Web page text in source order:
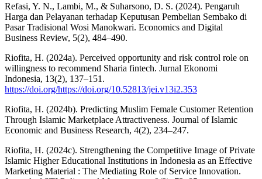
Refasi, Y. N., Lambi, M., & Suharsono, D. S. (2024). Pengaruh
Harga dan Pelayanan terhadap Keputusan Pembelian Sembako di
Pasar Tradisional Wosi Manokwari. Economics and Digital
Business Review, 5(2), 484–490.
Riofita, H. (2024a). Perceived opportunity and risk control role on
willingness to recommend Sharia fintech. Jurnal Ekonomi
Indonesia, 13(2), 137–151.
https://doi.org/https://doi.org/10.52813/jei.v13i2.353
Riofita, H. (2024b). Predicting Muslim Female Customer Retention
Through Islamic Marketplace Attractiveness. Journal of Islamic
Economic and Business Research, 4(2), 234–247.
Riofita, H. (2024c). Strengthening the Competitive Image of Private
Islamic Higher Educational Institutions in Indonesia as an Effective
Marketing Material : The Mediating Role of Service Innovation.